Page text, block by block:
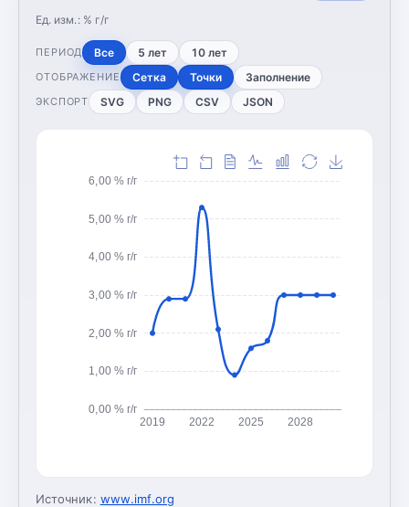
Ед. изм.: % г/г
ПЕРИОД Все 5 лет 10 лет
ОТОБРАЖЕНИЕ Сетка Точки Заполнение
ЭКСПОРТ SVG PNG CSV JSON
0,00 % г/г
1,00 % г/г
2,00 % г/г
3,00 % г/г
4,00 % г/г
5,00 % г/г
6,00 % г/г
2019 2022 2025 2028
Источник: www.imf.org